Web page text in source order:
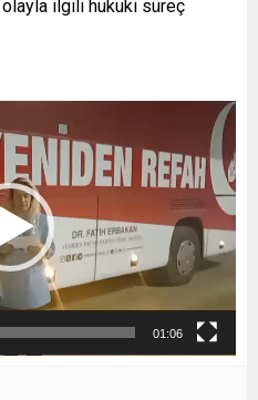
ilgili hukuki süreç
01:06